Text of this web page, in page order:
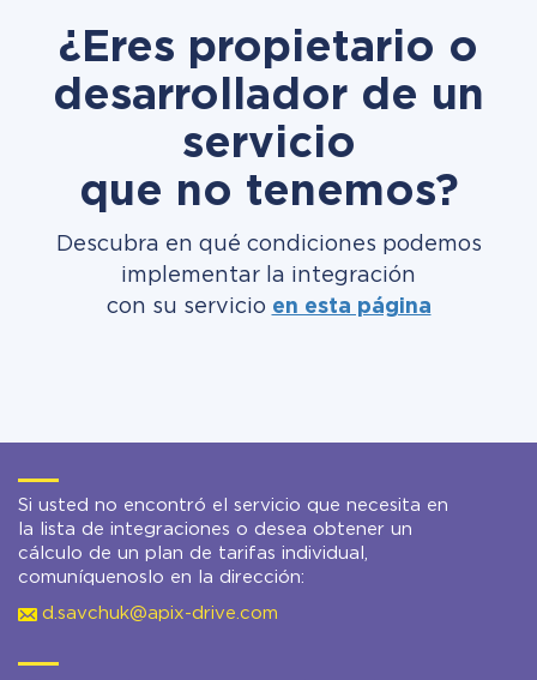
¿Eres propietario o
desarrollador de un
servicio
que no tenemos?
Descubra en qué condiciones podemos
implementar la integración
con su servicio en esta página
Si usted no encontró el servicio que necesita en
la lista de integraciones o desea obtener un
cálculo de un plan de tarifas individual,
comuníquenoslo en la dirección:
d.savchuk@apix-drive.com